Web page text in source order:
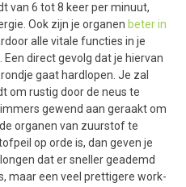
van 6 tot 8 keer per minuut,
Ook zijn je organen beter in
alle vitale functies in je
direct gevolg dat je hiervan
gaat hardlopen. Je zal
om rustig door de neus te
gewend aan geraakt om
organen van zuurstof te
op orde is, dan geven je
dat er sneller geademd
maar een veel prettigere work-